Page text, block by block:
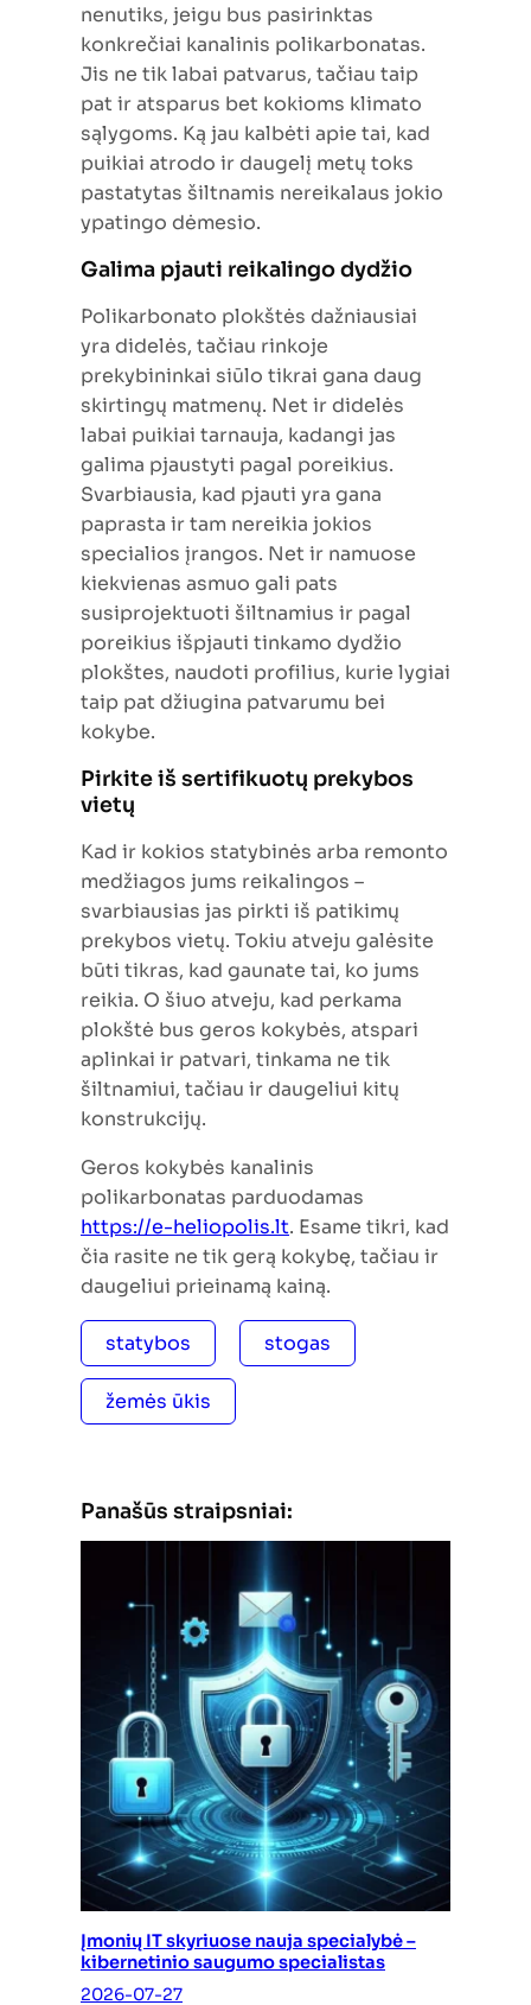
nenutiks, jeigu bus pasirinktas
konkrečiai kanalinis polikarbonatas.
Jis ne tik labai patvarus, tačiau taip
pat ir atsparus bet kokioms klimato
sąlygoms. Ką jau kalbėti apie tai, kad
puikiai atrodo ir daugelį metų toks
pastatytas šiltnamis nereikalaus jokio
ypatingo dėmesio.
Galima pjauti reikalingo dydžio
Polikarbonato plokštės dažniausiai
yra didelės, tačiau rinkoje
prekybininkai siūlo tikrai gana daug
skirtingų matmenų. Net ir didelės
labai puikiai tarnauja, kadangi jas
galima pjaustyti pagal poreikius.
Svarbiausia, kad pjauti yra gana
paprasta ir tam nereikia jokios
specialios įrangos. Net ir namuose
kiekvienas asmuo gali pats
susiprojektuoti šiltnamius ir pagal
poreikius išpjauti tinkamo dydžio
plokštes, naudoti profilius, kurie lygiai
taip pat džiugina patvarumu bei
kokybe.
Pirkite iš sertifikuotų prekybos
vietų
Kad ir kokios statybinės arba remonto
medžiagos jums reikalingos –
svarbiausias jas pirkti iš patikimų
prekybos vietų. Tokiu atveju galėsite
būti tikras, kad gaunate tai, ko jums
reikia. O šiuo atveju, kad perkama
plokštė bus geros kokybės, atspari
aplinkai ir patvari, tinkama ne tik
šiltnamiui, tačiau ir daugeliui kitų
konstrukcijų.
Geros kokybės kanalinis
polikarbonatas parduodamas
https://e-heliopolis.lt. Esame tikri, kad
čia rasite ne tik gerą kokybę, tačiau ir
daugeliui prieinamą kainą.
statybos stogas
žemės ūkis
Panašūs straipsniai:
Įmonių IT skyriuose nauja specialybė –
kibernetinio saugumo specialistas
2026-07-27